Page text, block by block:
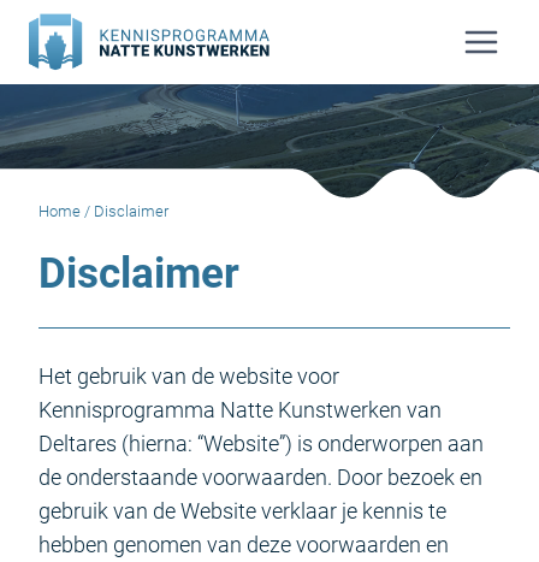
Doorgaan
naar
inhoud
Home / Disclaimer
Disclaimer
Het gebruik van de website voor
Kennisprogramma Natte Kunstwerken van
Deltares (hierna: “Website”) is onderworpen aan
de onderstaande voorwaarden. Door bezoek en
gebruik van de Website verklaar je kennis te
hebben genomen van deze voorwaarden en